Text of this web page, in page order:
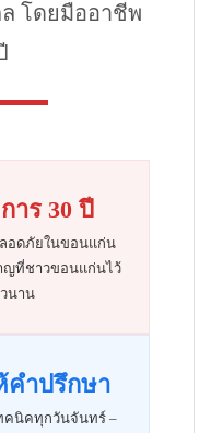
โดยมืออาชีพ
าร 30 ปี
อดภัยในขอนแก่น
ญที่ชาวขอนแก่นไว้
นาน
คำปรึกษา
คนิคทุกวันจันทร์ –